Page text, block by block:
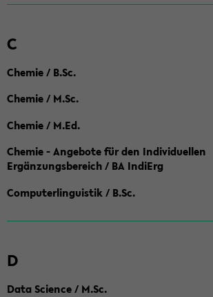
C
Chemie / B.Sc.
Chemie / M.Sc.
Chemie / M.Ed.
Chemie - Angebote für den Individuellen
Ergänzungsbereich / BA IndiErg
Computerlinguistik / B.Sc.
D
Data Science / M.Sc.